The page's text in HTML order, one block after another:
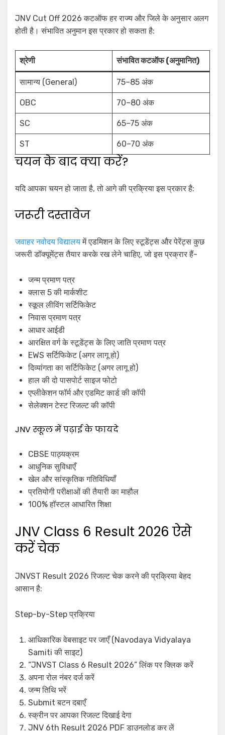
JNV Cut Off 2026 कटऑफ हर राज्य और जिले के अनुसार अलग
होती है। संभावित अनुमान इस प्रकार हो सकता है:
श्रेणी संभावित कटऑफ (अनुमानित)
सामान्य (General) 75–85 अंक
OBC 70–80 अंक
SC 65–75 अंक
ST 60–70 अंक
चयन के बाद क्या करें?
यदि आपका चयन हो जाता है, तो आगे की प्रक्रिया इस प्रकार है:
जरूरी दस्तावेज
जवाहर नवोदय विद्यालयमें एडमिशन के लिए स्टूडेंट्स और पेरेंट्स कुछ
जरूरी डॉक्यूमेंट्स तैयार करके रख लेने चाहिए, जो इस प्रक्रार हैं-
जन्म प्रमाण पत्र
क्लास 5 की मार्कशीट
स्कूल लीविंग सर्टिफिकेट
निवास प्रमाण पत्र
आधार आईडी
आरक्षित वर्ग के स्टूडेंट्स के लिए जाति प्रमाण पत्र
EWS सर्टिफिकेट (अगर लागू हो)
दिव्यांगता का सर्टिफिकेट (अगर लागू हो)
हाल की दो पासपोर्ट साइज फोटो
एप्लीकेशन फॉर्म और एडमिट कार्ड की कॉपी
सेलेक्शन टेस्ट रिजल्ट की कॉपी
JNV स्कूल में पढ़ाई के फायदे
CBSE पाठ्यक्रम
आधुनिक सुविधाएँ
खेल और सांस्कृतिक गतिविधियाँ
प्रतियोगी परीक्षाओं की तैयारी का माहौल
100% हॉस्टल आधारित शिक्षा
JNV Class 6 Result 2026 ऐसे
करें चेक
JNVST Result 2026 रिजल्ट चेक करने की प्रक्रिया बेहद
आसान है:
Step-by-Step प्रक्रिया
आधिकारिक वेबसाइट पर जाएँ (Navodaya Vidyalaya
Samiti की साइट)
“JNVST Class 6 Result 2026” लिंक पर क्लिक करें
अपना रोल नंबर दर्ज करें
जन्म तिथि भरें
Submit बटन दबाएँ
स्क्रीन पर आपका रिजल्ट दिखाई देगा
JNV 6th Result 2026 PDF डाउनलोड कर लें